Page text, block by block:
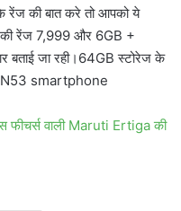
की बात करे तो आपको ये
रेंज 7,999 और 6GB +
बताई जा रही।64GB स्टोरेज के
N53 smartphone
वाली Maruti Ertiga की